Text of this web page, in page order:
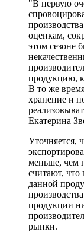
"В первую
оценкам,
этом сезоне
продукцию,
В то же
хранение и
Екатерина
Уточняется,
меньше, чем
считают, что
данной
продукции
рынки.